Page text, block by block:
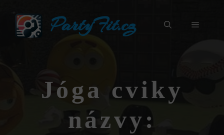
obsah
PartyFit.cz Menu
Jóga cviky
názvy: